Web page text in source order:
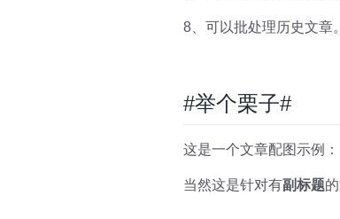
8、可以批处理历史文章。
#举个栗子#
这是一个文章配图示例：
当然这是针对有副标题